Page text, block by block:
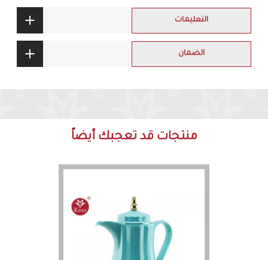
التعليمات
الضمان
منتجات قد تعجبك أيضاً